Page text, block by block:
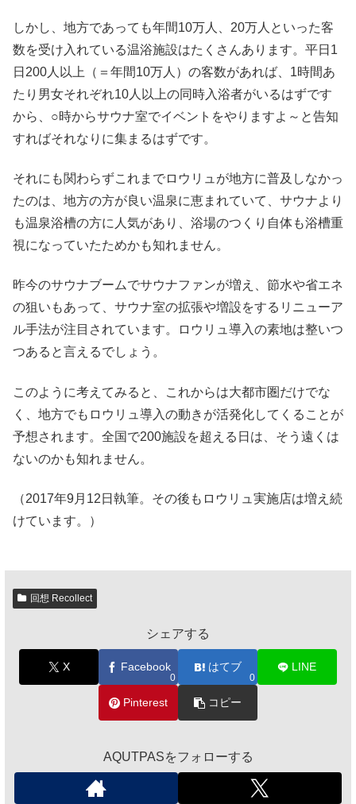
しかし、地方であっても年間10万人、20万人といった客
数を受け入れている温浴施設はたくさんあります。平日1
日200人以上（＝年間10万人）の客数があれば、1時間あ
たり男女それぞれ10人以上の同時入浴者がいるはずです
から、○時からサウナ室でイベントをやりますよ～と告知
すればそれなりに集まるはずです。
それにも関わらずこれまでロウリュが地方に普及しなかっ
たのは、地方の方が良い温泉に恵まれていて、サウナより
も温泉浴槽の方に人気があり、浴場のつくり自体も浴槽重
視になっていたためかも知れません。
昨今のサウナブームでサウナファンが増え、節水や省エネ
の狙いもあって、サウナ室の拡張や増設をするリニューア
ル手法が注目されています。ロウリュ導入の素地は整いつ
つあると言えるでしょう。
このように考えてみると、これからは大都市圏だけでな
く、地方でもロウリュ導入の動きが活発化してくることが
予想されます。全国で200施設を超える日は、そう遠くは
ないのかも知れません。
（2017年9月12日執筆。その後もロウリュ実施店は増え続
けています。）
回想 Recollect
シェアする
X Facebook
0
はてブ
0
LINE
Pinterest コピー
AQUTPASをフォローする